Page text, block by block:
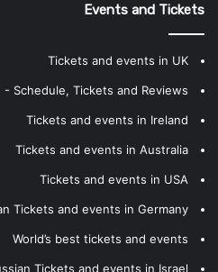
Events and Tickets
Tickets and events in UK
- Schedule, Tickets and Reviews
Tickets and events in Ireland
Tickets and events in Australia
Tickets and events in USA
Tickets and events in Germany
World’s best tickets and events
Tickets and events in Israel